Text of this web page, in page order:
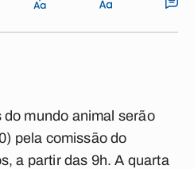
mundo animal serão
pela comissão do
a partir das 9h. A quarta